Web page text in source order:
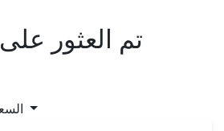
تم العثور على 45 سيارات